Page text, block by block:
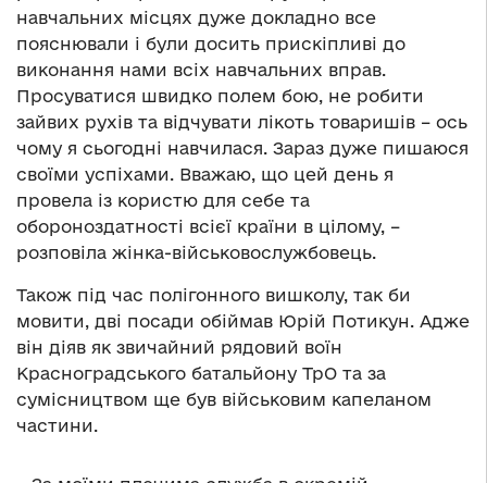
навчальних місцях дуже докладно все
пояснювали і були досить прискіпливі до
виконання нами всіх навчальних вправ.
Просуватися швидко полем бою, не робити
зайвих рухів та відчувати лікоть товаришів – ось
чому я сьогодні навчилася. Зараз дуже пишаюся
своїми успіхами. Вважаю, що цей день я
провела із користю для себе та
обороноздатності всієї країни в цілому, –
розповіла жінка-військовослужбовець.
Також під час полігонного вишколу, так би
мовити, дві посади обіймав Юрій Потикун. Адже
він діяв як звичайний рядовий воїн
Красноградського батальйону ТрО та за
сумісництвом ще був військовим капеланом
частини.